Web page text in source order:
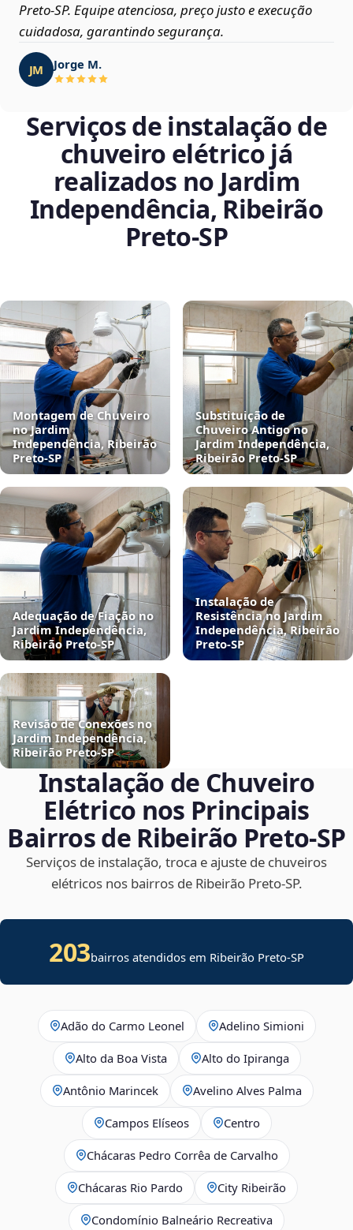
Preto‑SP. Equipe atenciosa, preço justo e execução
cuidadosa, garantindo segurança.
JM Jorge M.
Serviços de instalação de
chuveiro elétrico já
realizados no Jardim
Independência, Ribeirão
Preto‑SP
Montagem de Chuveiro
no Jardim
Independência, Ribeirão
Preto‑SP
Substituição de
Chuveiro Antigo no
Jardim Independência,
Ribeirão Preto‑SP
Adequação de Fiação no
Jardim Independência,
Ribeirão Preto‑SP
Instalação de
Resistência no Jardim
Independência, Ribeirão
Preto‑SP
Revisão de Conexões no
Jardim Independência,
Ribeirão Preto‑SP
Instalação de Chuveiro
Elétrico nos Principais
Bairros de Ribeirão Preto‑SP
Serviços de instalação, troca e ajuste de chuveiros
elétricos nos bairros de Ribeirão Preto‑SP.
203bairros atendidos em Ribeirão Preto-SP
Adão do Carmo Leonel Adelino Simioni
Alto da Boa Vista Alto do Ipiranga
Antônio Marincek Avelino Alves Palma
Campos Elíseos Centro
Chácaras Pedro Corrêa de Carvalho
Chácaras Rio Pardo City Ribeirão
Condomínio Balneário Recreativa